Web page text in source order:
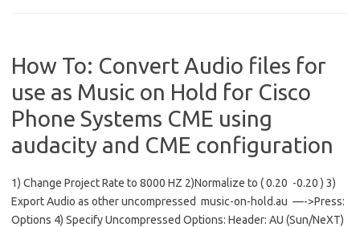
How To: Convert Audio files for
use as Music on Hold for Cisco
Phone Systems CME using
audacity and CME configuration
1) Change Project Rate to 8000 HZ 2)Normalize to ( 0.20 -0.20 ) 3)
Export Audio as other uncompressed music-on-hold.au —->Press:
Options 4) Specify Uncompressed Options: Header: AU (Sun/NeXT)